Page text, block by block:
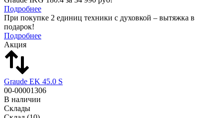
Подробнее
При покупке 2 единиц техники с духовкой – вытяжка в
подарок!
Подробнее
Акция
Graude EK 45.0 S
00-00001306
В наличии
Склады